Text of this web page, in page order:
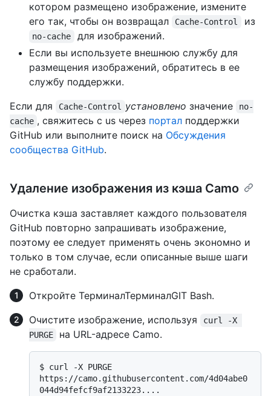
котором размещено изображение, измените
его так, чтобы он возвращал
Cache-Control из
no-cache
для изображений.
Если вы используете внешнюю службу для
размещения изображений, обратитесь в ее
службу поддержки.
Если для
Cache-Control установлено значение
no-
cache , свяжитесь с us через портал поддержки
GitHub или выполните поиск на Обсуждения
сообщества GitHub.
Удаление изображения из кэша Camo
Очистка кэша заставляет каждого пользователя
GitHub повторно запрашивать изображение,
поэтому ее следует применять очень экономно и
только в том случае, если описанные выше шаги
не сработали.
Откройте ТерминалТерминалGIT Bash.
Очистите изображение, используя
curl -X
PURGE
на URL-адресе Camo.
$ curl -X PURGE
https://camo.githubusercontent.com/4d04abe0
044d94fefcf9af2133223....